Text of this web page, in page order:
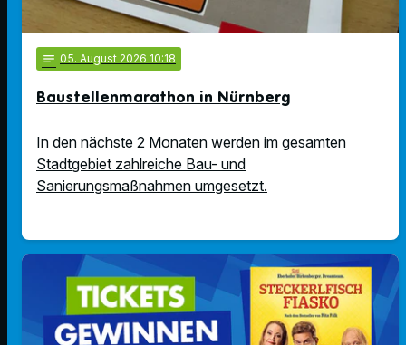
notes 05. August 2026 10:18
Baustellenmarathon in Nürnberg
In den nächste 2 Monaten werden im gesamten
Stadtgebiet zahlreiche Bau- und
Sanierungsmaßnahmen umgesetzt.